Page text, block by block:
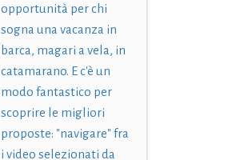
opportunità per chi
sogna una vacanza in
barca, magari a vela, in
catamarano. E c'è un
modo fantastico per
scoprire le migliori
proposte: "navigare" fra
i video selezionati da